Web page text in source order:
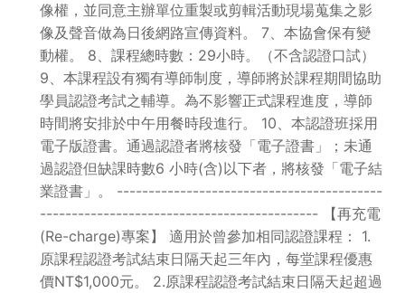
像權，並同意主辦單位重製或剪輯活動現場蒐集之影
像及聲音做為日後網路宣傳資料。 7、本協會保有變
動權。 8、課程總時數：29小時。（不含認證口試）
9、本課程設有獨有導師制度，導師將於課程期間協助
學員認證考試之輔導。為不影響正式課程進度，導師
時間將安排於中午用餐時段進行。 10、本認證班採用
電子版證書。通過認證者將核發「電子證書」；未通
過認證但缺課時數6 小時(含)以下者，將核發「電子結
業證書」。 ------------------------------------------
-------------------------------------------- 【再充電
(Re-charge)專案】 適用於曾參加相同認證課程： 1.
原課程認證考試結束日隔天起三年內，每堂課程優惠
價NT$1,000元。 2.原課程認證考試結束日隔天起超過